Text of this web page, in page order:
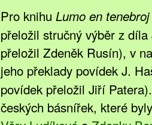
Pro knihu Lumo en tenebroj
přeložil stručný výběr z
přeložil Zdeněk Rusín), v
jeho překlady povídek J.
povídek přeložil Jiří
českých básnířek, které